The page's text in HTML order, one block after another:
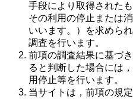
手段により取得された
その利用の停止または
いいます。）を求めら
調査を行います。
前項の調査結果に基づ
ると判断した場合には
用停止等を行います。
当サイトは，前項の規